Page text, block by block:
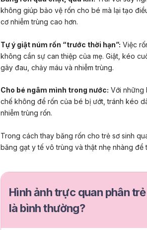
không giúp bảo vệ rốn cho bé mà lại tạo
cơ nhiễm trùng cao hơn.
Tự ý giật núm rốn “trước thời hạn”: Việc
không cần sự can thiệp của mẹ. Giật, kéo
gây đau, chảy máu và nhiễm trùng.
Cho bé ngâm mình trong nước: Với những
chế không để rốn của bé bị ướt, tránh kéo
nhiễm trùng rốn.
Trong cách thay băng rốn cho trẻ sơ sinh
băng gạt y tế vô trùng và thật nhẹ nhàng để
Hình ảnh trực quan phân
là bình thường?